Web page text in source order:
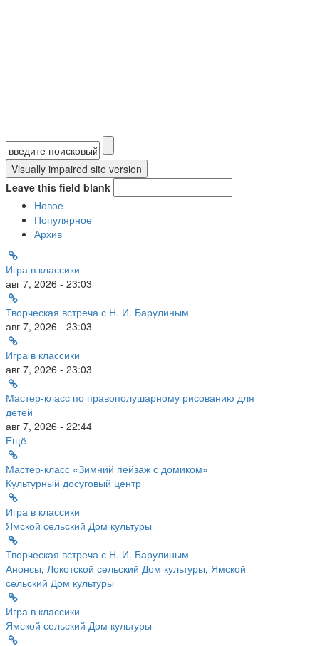
Форма поиска
Leave this field blank
Новое
Популярное
Архив
Игра в классики
авг 7, 2026 - 23:03
Творческая встреча с Н. И. Барулиным
авг 7, 2026 - 23:03
Игра в классики
авг 7, 2026 - 23:03
Мастер-класс по правополушарному рисованию для
детей
авг 7, 2026 - 22:44
Ещё
Мастер-класс «Зимний пейзаж с домиком»
Культурный досуговый центр
Игра в классики
Ямской сельский Дом культуры
Творческая встреча с Н. И. Барулиным
Анонсы, Локотской сельский Дом культуры, Ямской
сельский Дом культуры
Игра в классики
Ямской сельский Дом культуры